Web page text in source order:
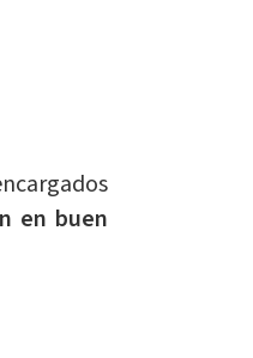
en buen